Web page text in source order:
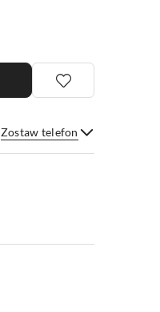
Zostaw telefon
Wyślij